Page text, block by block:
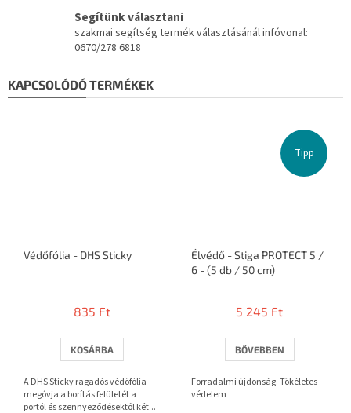
Segítünk választani
szakmai segítség termék választásánál infóvonal:
0670/278 6818
KAPCSOLÓDÓ TERMÉKEK
Védőfólia - DHS Sticky
835 Ft
KOSÁRBA
A DHS Sticky ragadós védőfólia
megóvja a borítás felületét a
portól és szennyeződésektől két...
Tipp
Élvédő - Stiga PROTECT 5 /
6 - (5 db / 50 cm)
5 245 Ft
BŐVEBBEN
Forradalmi újdonság. Tökéletes
védelem